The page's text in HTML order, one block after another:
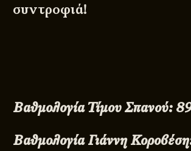
συντροφιά!
Βαθμολογία Τίμου Σπανού:
Βαθμολογία Γιάννη